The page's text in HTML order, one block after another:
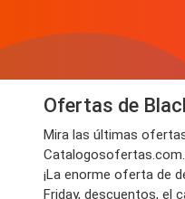
Ofertas de
Mira las últimas
¡La enorme oferta de
Friday, descuentos, el